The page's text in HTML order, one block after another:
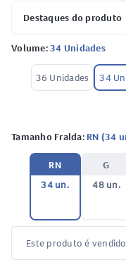
Destaques do produto
Volume:34 Unidades
36 Unidades 34
Tamanho Fralda: RN (34
RN
34 un.
G
48 un.
Este produto é